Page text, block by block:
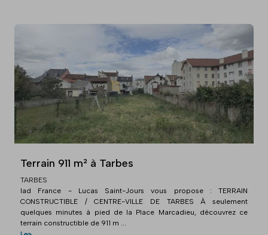
Terrain 911 m² à Tarbes
TARBES
Iad France - Lucas Saint-Jours vous propose : TERRAIN
CONSTRUCTIBLE / CENTRE-VILLE DE TARBES À seulement
quelques minutes à pied de la Place Marcadieu, découvrez ce
terrain constructible de 911 m ...